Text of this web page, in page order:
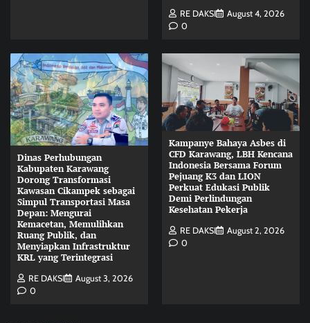
RE DAKSI
August 4, 2026
0
Dinas Perhubungan
Kabupaten Karawang
Dorong Transformasi
Kawasan Cikampek sebagai
Simpul Transportasi Masa
Depan: Mengurai
Kemacetan, Memulihkan
Ruang Publik, dan
Menyiapkan Infrastruktur
KRL yang Terintegrasi
RE DAKSI
August 3, 2026
0
Kampanye Bahaya Asbes di
CFD Karawang, LBH Kencana
Indonesia Bersama Forum
Pejuang K3 dan LION
Perkuat Edukasi Publik
Demi Perlindungan
Kesehatan Pekerja
RE DAKSI
August 2, 2026
0